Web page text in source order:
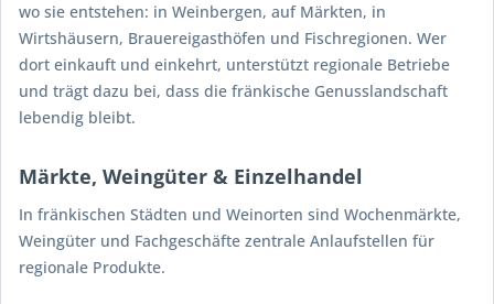
wo sie entstehen: in Weinbergen, auf Märkten, in
Wirtshäusern, Brauereigasthöfen und Fischregionen. Wer
dort einkauft und einkehrt, unterstützt regionale Betriebe
und trägt dazu bei, dass die fränkische Genusslandschaft
lebendig bleibt.
Märkte, Weingüter & Einzelhandel
In fränkischen Städten und Weinorten sind Wochenmärkte,
Weingüter und Fachgeschäfte zentrale Anlaufstellen für
regionale Produkte.